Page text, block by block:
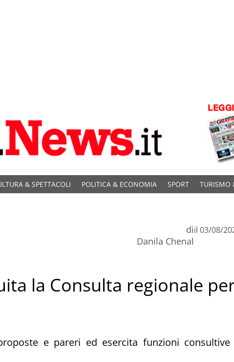
& SPETTACOLI POLITICA & ECONOMIA SPORT TURISMO
di
Danila Chenal
il 03/08/
la Consulta regionale
e pareri ed esercita funzioni consultive